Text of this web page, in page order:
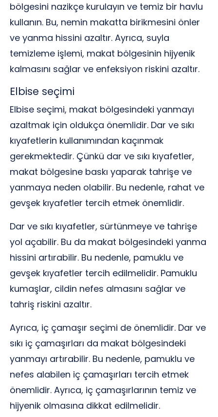
bölgesini nazikçe kurulayın ve temiz bir havlu
kullanın. Bu, nemin makatta birikmesini önler
ve yanma hissini azaltır. Ayrıca, suyla
temizleme işlemi, makat bölgesinin hijyenik
kalmasını sağlar ve enfeksiyon riskini azaltır.
Elbise seçimi
Elbise seçimi, makat bölgesindeki yanmayı
azaltmak için oldukça önemlidir. Dar ve sıkı
kıyafetlerin kullanımından kaçınmak
gerekmektedir. Çünkü dar ve sıkı kıyafetler,
makat bölgesine baskı yaparak tahrişe ve
yanmaya neden olabilir. Bu nedenle, rahat ve
gevşek kıyafetler tercih etmek önemlidir.
Dar ve sıkı kıyafetler, sürtünmeye ve tahrişe
yol açabilir. Bu da makat bölgesindeki yanma
hissini artırabilir. Bu nedenle, pamuklu ve
gevşek kıyafetler tercih edilmelidir. Pamuklu
kumaşlar, cildin nefes almasını sağlar ve
tahriş riskini azaltır.
Ayrıca, iç çamaşır seçimi de önemlidir. Dar ve
sıkı iç çamaşırları da makat bölgesindeki
yanmayı artırabilir. Bu nedenle, pamuklu ve
nefes alabilen iç çamaşırları tercih etmek
önemlidir. Ayrıca, iç çamaşırlarının temiz ve
hijyenik olmasına dikkat edilmelidir.